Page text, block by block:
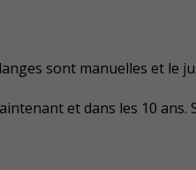
sont manuelles et le
et dans les 10